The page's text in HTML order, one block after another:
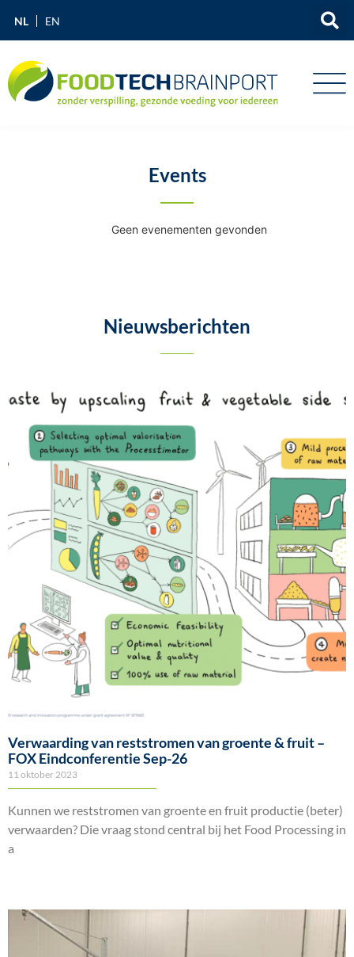
NL EN
Events
Geen evenementen gevonden
Nieuwsberichten
Verwaarding van reststromen van groente & fruit –
FOX Eindconferentie Sep-26
11 oktober 2023
Kunnen we reststromen van groente en fruit productie (beter)
verwaarden? Die vraag stond central bij het Food Processing in
a